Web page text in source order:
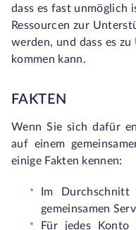
dass es fast unmöglich
Ressourcen zur
werden, und dass es
kommen kann.
FAKTEN
Wenn Sie sich dafür
auf einem
einige Fakten kennen:
Im
gemeinsamen
Für jedes